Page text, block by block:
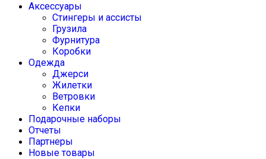
Аксессуары
Стингеры и ассисты
Грузила
Фурнитура
Коробки
Одежда
Джерси
Жилетки
Ветровки
Кепки
Подарочные наборы
Отчеты
Партнеры
Новые товары